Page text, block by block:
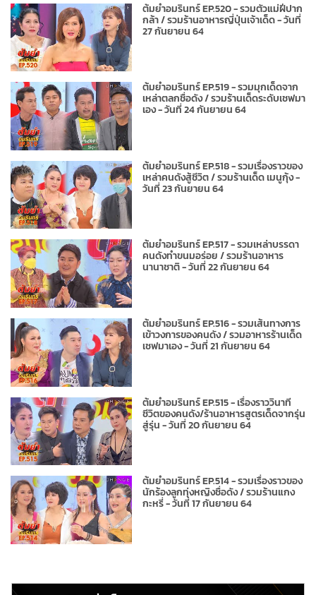
ต้มยำอมรินทร์ EP.520 - รวมตัวแม่ฝีปาก
กล้า / รวมร้านอาหารญี่ปุ่นเจ้าเด็ด - วันที่
27 กันยายน 64
ต้มยำอมรินทร์ EP.519 - รวมมุกเด็ดจาก
เหล่าตลกชื่อดัง / รวมร้านเด็ดระดับเชฟมา
เอง - วันที่ 24 กันยายน 64
ต้มยำอมรินทร์ EP.518 - รวมเรื่องราวของ
เหล่าคนดังสู้ชีวิต / รวมร้านเด็ด เมนูกุ้ง -
วันที่ 23 กันยายน 64
ต้มยำอมรินทร์ EP.517 - รวมเหล่าบรรดา
คนดังทำขนมอร่อย / รวมร้านอาหาร
นานาชาติ - วันที่ 22 กันยายน 64
ต้มยำอมรินทร์ EP.516 - รวมเส้นทางการ
เข้าวงการของคนดัง / รวมอาหารร้านเด็ด
เชฟมาเอง - วันที่ 21 กันยายน 64
ต้มยำอมรินทร์ EP.515 - เรื่องราววินาที
ชีวิตของคนดัง/ร้านอาหารสูตรเด็ดจากรุ่น
สู่รุ่น - วันที่ 20 กันยายน 64
ต้มยำอมรินทร์ EP.514 - รวมเรื่องราวของ
นักร้องลูกทุ่งหญิงชื่อดัง / รวมร้านแกง
กะหรี่ - วันที่ 17 กันยายน 64